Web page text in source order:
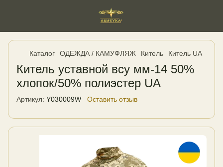
Каталог ОДЕЖДА / КАМУФЛЯЖ Китель Китель UA
Китель уставной всу мм-14 50%
хлопок/50% полиэстер UA
Артикул: Y030009W Оставить отзыв